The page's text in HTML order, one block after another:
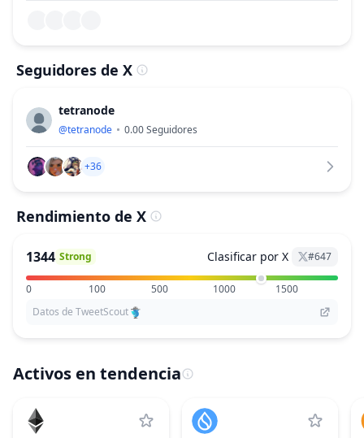
Seguidores de X
tetranode
@tetranode 0.00Seguidores
+36
Rendimiento de X
1344 Strong Clasificar por X #647
0 100 500 1000
1500
Datos de TweetScout
Activos en tendencia